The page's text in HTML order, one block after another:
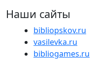
Наши сайты
bibliopskov.ru
vasilevka.ru
bibliogames.ru